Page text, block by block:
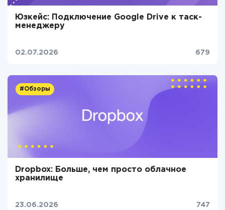
Юзкейс: Подключение Google Drive к таск-
менеджеру
02.07.2026 679
#Обзоры
Dropbox: Больше, чем просто облачное
хранилище
23.06.2026 747